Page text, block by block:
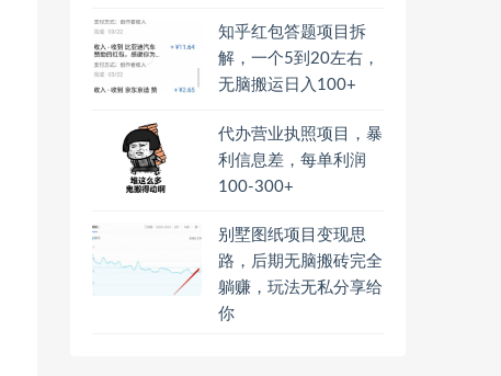
知乎红包答题项目拆
解，一个5到20左右，
无脑搬运日入100+
代办营业执照项目，暴
利信息差，每单利润
100-300+
别墅图纸项目变现思
路，后期无脑搬砖完全
躺赚，玩法无私分享给
你